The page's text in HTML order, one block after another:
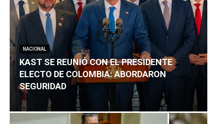
NACIONAL
KAST SE REUNIÓ CON EL PRESIDENTE
ELECTO DE COLOMBIA: ABORDARON
SEGURIDAD